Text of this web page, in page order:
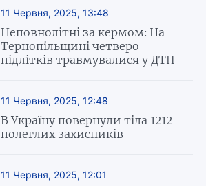
11 Червня, 2025, 13:48
Неповнолітні за кермом: На
Тернопільщині четверо
підлітків травмувалися у ДТП
11 Червня, 2025, 12:48
В Україну повернули тіла 1212
полеглих захисників
11 Червня, 2025, 12:01